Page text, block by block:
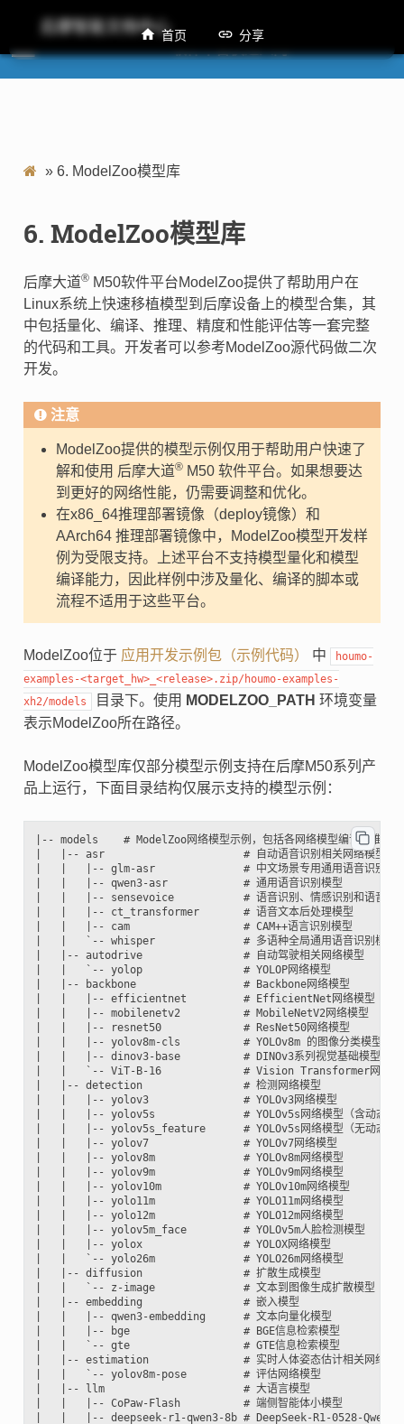
后摩智能文档中心
M50 软件平台快速入门
» 6. ModelZoo模型库
6. ModelZoo模型库
后摩大道®M50软件平台ModelZoo提供了帮助用户在
Linux系统上快速移植模型到后摩设备上的模型合集，其
中包括量化、编译、推理、精度和性能评估等一套完整
的代码和工具。开发者可以参考ModelZoo源代码做二次
开发。
注意
ModelZoo提供的模型示例仅用于帮助用户快速了
解和使用 后摩大道®M50 软件平台。如果想要达
到更好的网络性能，仍需要调整和优化。
在x86_64推理部署镜像（deploy镜像）和
AArch64 推理部署镜像中，ModelZoo模型开发样
例为受限支持。上述平台不支持模型量化和模型
编译能力，因此样例中涉及量化、编译的脚本或
流程不适用于这些平台。
ModelZoo位于 应用开发示例包（示例代码） 中
houmo-
examples-<target_hw>_<release>.zip/houmo-examples-
xh2/models
目录下。使用 MODELZOO_PATH 环境变量
表示ModelZoo所在路径。
ModelZoo模型库仅部分模型示例支持在后摩M50系列产
品上运行，下面目录结构仅展示支持的模型示例：
|-- models    # ModelZoo网络模型示例，包括各网络模型编译、推理、
|   |-- asr                      # 自动语音识别相关网络模型
|   |   |-- glm-asr              # 中文场景专用通用语音识别模
|   |   |-- qwen3-asr            # 通用语音识别模型
|   |   |-- sensevoice           # 语音识别、情感识别和语音事件
|   |   |-- ct_transformer       # 语音文本后处理模型
|   |   |-- cam                  # CAM++语言识别模型
|   |   `-- whisper              # 多语种全局通用语音识别模型
|   |-- autodrive                # 自动驾驶相关网络模型
|   |   `-- yolop                # YOLOP网络模型
|   |-- backbone                 # Backbone网络模型
|   |   |-- efficientnet         # EfficientNet网络模型
|   |   |-- mobilenetv2          # MobileNetV2网络模型
|   |   |-- resnet50             # ResNet50网络模型
|   |   |-- yolov8m-cls          # YOLOv8m 的图像分类模型
|   |   |-- dinov3-base          # DINOv3系列视觉基础模型
|   |   `-- ViT-B-16             # Vision Transformer网络模
|   |-- detection                # 检测网络模型
|   |   |-- yolov3               # YOLOv3网络模型
|   |   |-- yolov5s              # YOLOv5s网络模型（含动态裁剪
|   |   |-- yolov5s_feature      # YOLOv5s网络模型（无动态裁剪
|   |   |-- yolov7               # YOLOv7网络模型
|   |   |-- yolov8m              # YOLOv8m网络模型
|   |   |-- yolov9m              # YOLOv9m网络模型
|   |   |-- yolov10m             # YOLOv10m网络模型
|   |   |-- yolo11m              # YOLO11m网络模型
|   |   |-- yolo12m              # YOLO12m网络模型
|   |   |-- yolov5m_face         # YOLOv5m人脸检测模型
|   |   |-- yolox                # YOLOX网络模型
|   |   `-- yolo26m              # YOLO26m网络模型
|   |-- diffusion                # 扩散生成模型
|   |   `-- z-image              # 文本到图像生成扩散模型
|   |-- embedding                # 嵌入模型
|   |   |-- qwen3-embedding      # 文本向量化模型
|   |   |-- bge                  # BGE信息检索模型
|   |   `-- gte                  # GTE信息检索模型
|   |-- estimation               # 实时人体姿态估计相关网络模
|   |   `-- yolov8m-pose         # 评估网络模型
|   |-- llm                      # 大语言模型
|   |   |-- CoPaw-Flash          # 端侧智能体小模型
|   |   |-- deepseek-r1-qwen3-8b # DeepSeek-R1-0528-Qwen3-
首页 分享